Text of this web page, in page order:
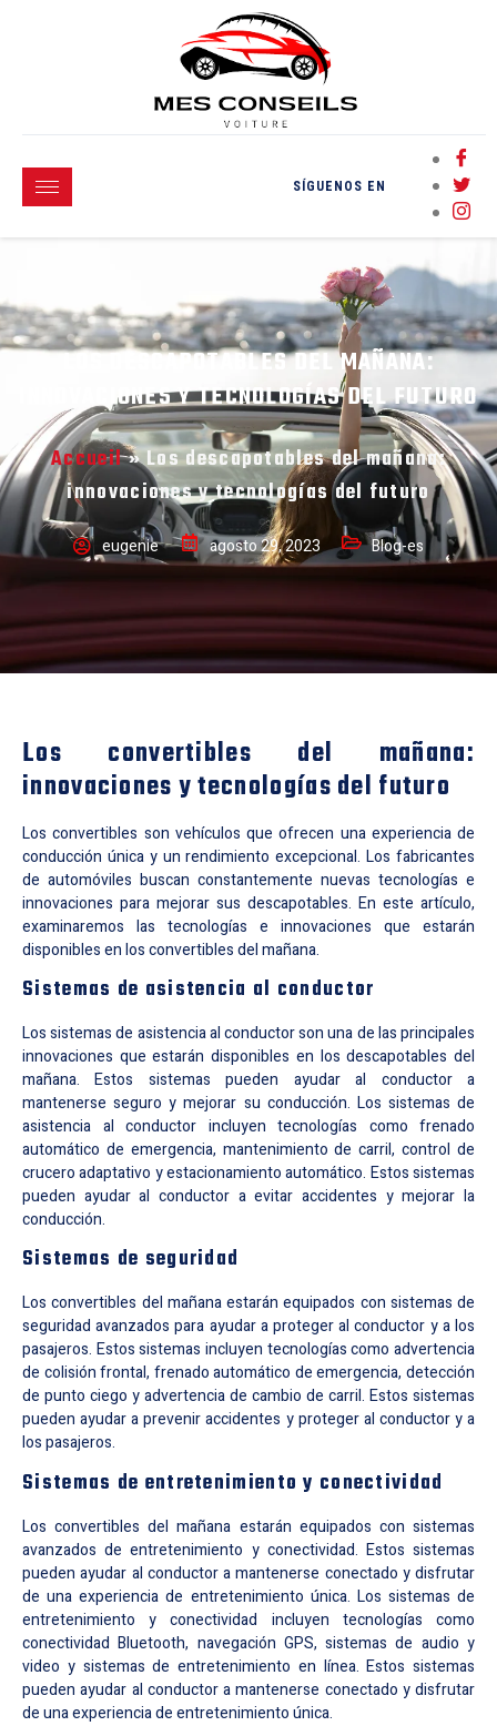
SÍGUENOS EN
LOS DESCAPOTABLES DEL MAÑANA:
INNOVACIONES Y TECNOLOGÍAS DEL FUTURO
Accueil»Los descapotables del mañana:
innovaciones y tecnologías del futuro
eugenie agosto 29, 2023 Blog-es
Los convertibles del mañana:
innovaciones y tecnologías del futuro
Los convertibles son vehículos que ofrecen una experiencia de
conducción única y un rendimiento excepcional. Los fabricantes
de automóviles buscan constantemente nuevas tecnologías e
innovaciones para mejorar sus descapotables. En este artículo,
examinaremos las tecnologías e innovaciones que estarán
disponibles en los convertibles del mañana.
Sistemas de asistencia al conductor
Los sistemas de asistencia al conductor son una de las principales
innovaciones que estarán disponibles en los descapotables del
mañana. Estos sistemas pueden ayudar al conductor a
mantenerse seguro y mejorar su conducción. Los sistemas de
asistencia al conductor incluyen tecnologías como frenado
automático de emergencia, mantenimiento de carril, control de
crucero adaptativo y estacionamiento automático. Estos sistemas
pueden ayudar al conductor a evitar accidentes y mejorar la
conducción.
Sistemas de seguridad
Los convertibles del mañana estarán equipados con sistemas de
seguridad avanzados para ayudar a proteger al conductor y a los
pasajeros. Estos sistemas incluyen tecnologías como advertencia
de colisión frontal, frenado automático de emergencia, detección
de punto ciego y advertencia de cambio de carril. Estos sistemas
pueden ayudar a prevenir accidentes y proteger al conductor y a
los pasajeros.
Sistemas de entretenimiento y conectividad
Los convertibles del mañana estarán equipados con sistemas
avanzados de entretenimiento y conectividad. Estos sistemas
pueden ayudar al conductor a mantenerse conectado y disfrutar
de una experiencia de entretenimiento única. Los sistemas de
entretenimiento y conectividad incluyen tecnologías como
conectividad Bluetooth, navegación GPS, sistemas de audio y
video y sistemas de entretenimiento en línea. Estos sistemas
pueden ayudar al conductor a mantenerse conectado y disfrutar
de una experiencia de entretenimiento única.